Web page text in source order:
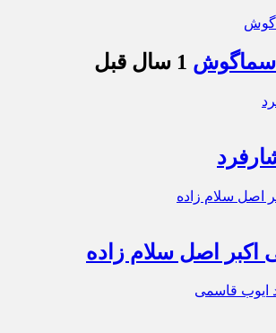
سماگوش 1 سال قبل
اکبر اصل سلام زاده